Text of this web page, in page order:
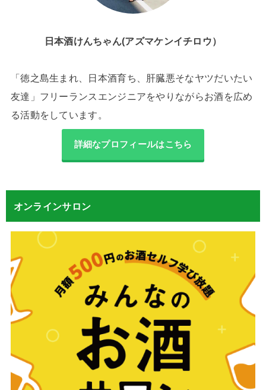
日本酒けんちゃん(アズマケンイチロウ）
「徳之島生まれ、日本酒育ち、肝臓悪そなヤツだいたい
友達」フリーランスエンジニアをやりながらお酒を広め
る活動をしています。
詳細なプロフィールはこちら
オンラインサロン